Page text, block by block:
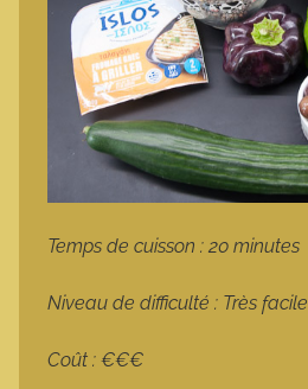
Temps de cuisson : 20 minutes
Niveau de difficulté : Très facile
Coût : €€€